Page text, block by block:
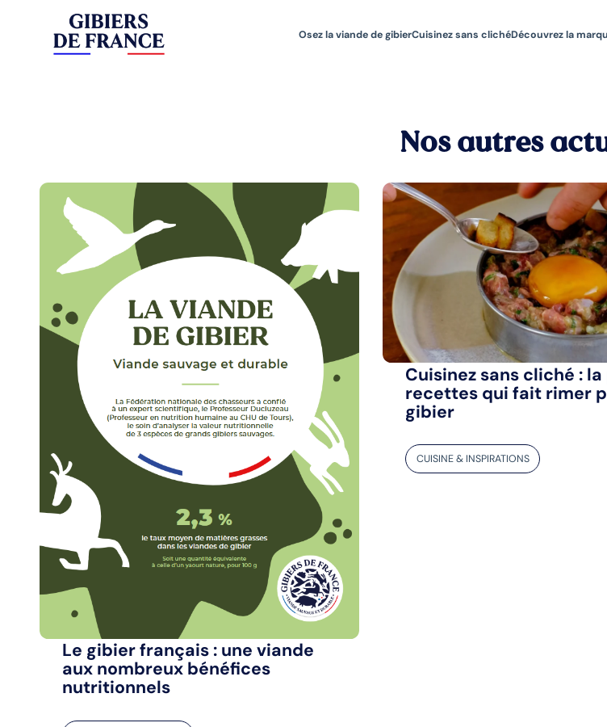
Osez la viande de gibierCuisinez sans clichéDécouvrez la
Nos autres
Le gibier français : une viande
aux nombreux bénéfices
nutritionnels
Cuisinez sans cliché :
recettes qui fait rimer
gibier
CUISINE & INSPIRATIONS